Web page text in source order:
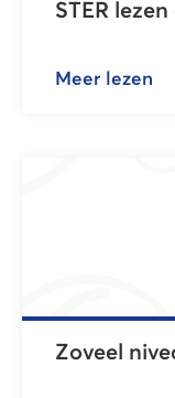
STER
Meer lezen
Zoveel